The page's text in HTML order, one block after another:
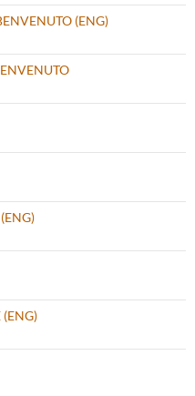
(ENG)
(ENG)